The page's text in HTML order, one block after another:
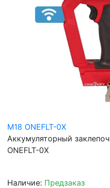
M18 ONEFLT-0X
Аккумуляторный
ONEFLT-0X
Наличие: Предзаказ